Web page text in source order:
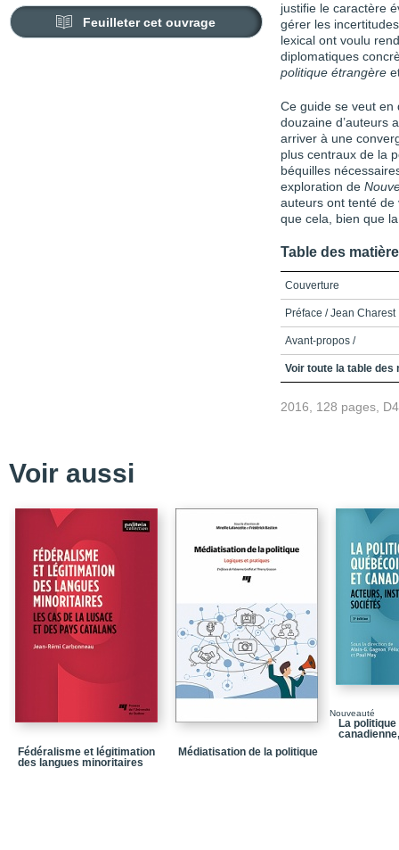
Feuilleter cet ouvrage
justifie le caractère
gérer les
lexical ont voulu
diplomatiques
politique étrangère
Ce guide se veut en
douzaine d’auteurs
arriver à une
plus centraux de la
béquilles
explo­ration de
auteurs ont tenté de
que cela, bien que
Table des
Couverture
Préface / Jean Charest
Avant-propos /
Table des matières
Analyse décisionnelle
Comparaison [ou
Complexe régional de
Constructivisme
Démocratie occidentale
Démocratie populaire
Devoir d’ingérence
Diplomatie
Diplomatie 2.0
Diplomatie à paliers
Voir toute la table des
2016, 128 pages,
Voir aussi
Fédéralisme et légitimation
des langues minoritaires
Médiatisation de la politique
Nouveauté
La